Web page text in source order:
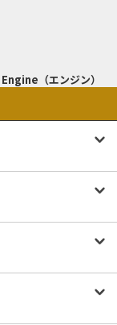
Engine（エンジン）